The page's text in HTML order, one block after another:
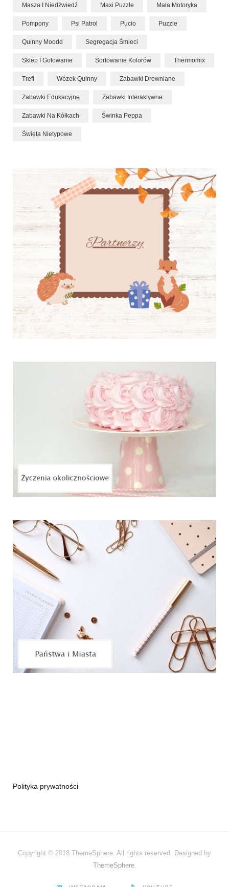
Masza I Niedźwiedź Maxi Puzzle Mała Motoryka
Pompony Psi Patrol Pucio Puzzle
Quinny Moodd Segregacja Śmieci
Sklep I Gotowanie Sortowanie Kolorów Thermomix
Trefl Wózek Quinny Zabawki Drewniane
Zabawki Edukacyjne Zabawki Interaktywne
Zabawki Na Kółkach Świnka Peppa
Święta Nietypowe
Polityka prywatności
Copyright © 2018 ThemeSphere. All rights reserved. Designed by
ThemeSphere.